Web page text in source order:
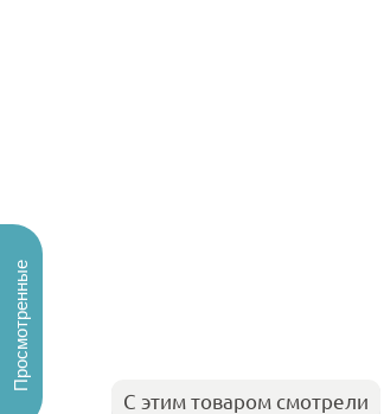
С этим товаром смотрели
Просмотренные